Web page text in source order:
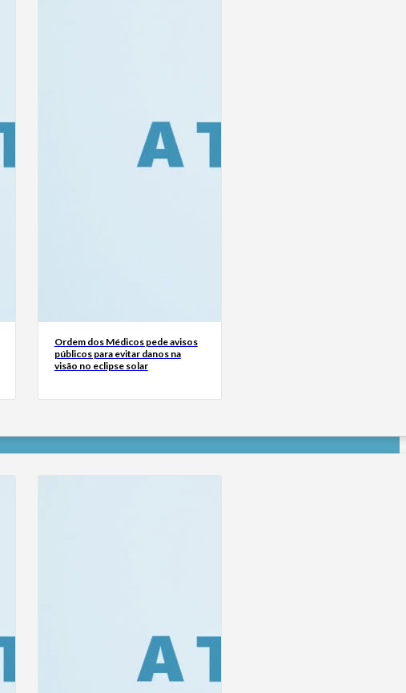
Ordem dos Médicos pede avisos
públicos para evitar danos na
visão no eclipse solar